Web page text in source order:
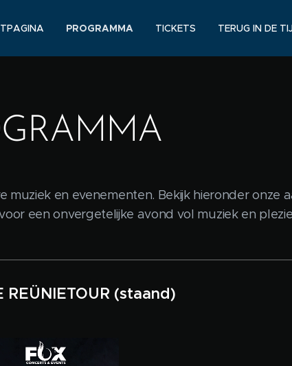
PROGRAMMA TICKETS TERUG IN DE
muziek en evenementen. Bekijk hieronder onze
een onvergetelijke avond vol muziek en
REÜNIETOUR (staand)